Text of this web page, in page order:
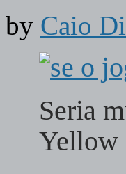
by Caio
Seria
Yellow